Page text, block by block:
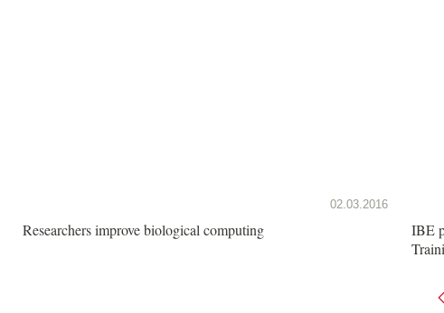
02.03.2016
Researchers improve biological computing
IBE